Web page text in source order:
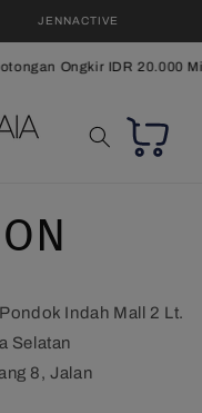
JENNACTIVE
Ongkir IDR 20.000
Keranjang
Indah Mall 2 Lt.
Selatan
8, Jalan